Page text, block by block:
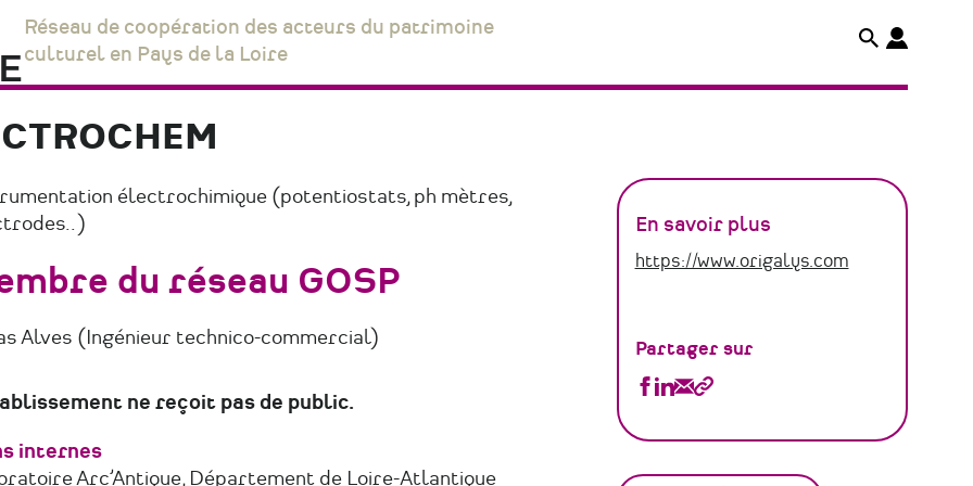
Réseau de coopération des acteurs du patrimoine
culturel en Pays de la Loire
électrochimique (potentiostats, ph mètres,
du réseau GOSP
Alves (Ingénieur technico-commercial)
ne reçoit pas de public.
internes
Arc’Antique, Département de Loire-Atlantique
En savoir plus
https://www.origalys.com
Partager sur
Partager
Partager
Partager
Copier